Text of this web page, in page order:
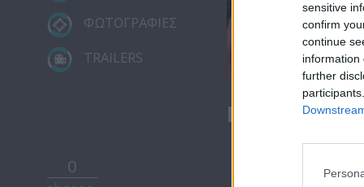
sensitive
confirm
continue
information
further
ΦΩΤΟΓΡΑΦΙΕΣ
TRAILERS
0
Μια